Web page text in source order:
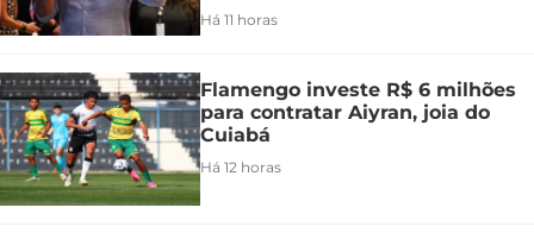
Há 11 horas
Flamengo investe R$ 6 milhões
para contratar Aiyran, joia do
Cuiabá
Há 12 horas